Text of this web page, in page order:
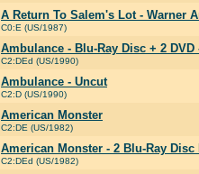
A Return To Salem's Lot - Warner
C0:E (US/1987)
Ambulance - Blu-Ray Disc + 2 DVD
C2:DEd (US/1990)
Ambulance - Uncut
C2:D (US/1990)
American Monster
C2:DE (US/1982)
American Monster - 2 Blu-Ray Disc
C2:DEd (US/1982)